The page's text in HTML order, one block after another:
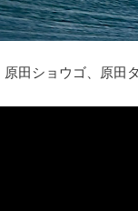
田ショウゴ、原田